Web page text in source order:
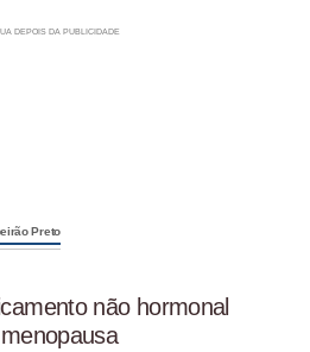
Preto
não hormonal